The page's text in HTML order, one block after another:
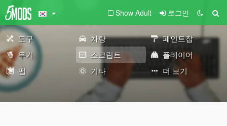
Show Adult 로그인
도구 차량
페인트잡
무기
스크립트
플레이어
맵
기타 더 보기